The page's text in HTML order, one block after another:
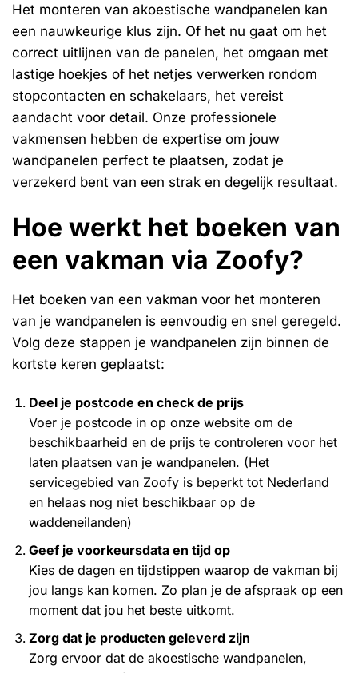
Het monteren van akoestische wandpanelen kan
een nauwkeurige klus zijn. Of het nu gaat om het
correct uitlijnen van de panelen, het omgaan met
lastige hoekjes of het netjes verwerken rondom
stopcontacten en schakelaars, het vereist
aandacht voor detail. Onze professionele
vakmensen hebben de expertise om jouw
wandpanelen perfect te plaatsen, zodat je
verzekerd bent van een strak en degelijk resultaat.
Hoe werkt het boeken van
een vakman via Zoofy?
Het boeken van een vakman voor het monteren
van je wandpanelen is eenvoudig en snel geregeld.
Volg deze stappen je wandpanelen zijn binnen de
kortste keren geplaatst:
Deel je postcode en check de prijs
Voer je postcode in op onze website om de
beschikbaarheid en de prijs te controleren voor het
laten plaatsen van je wandpanelen. (Het
servicegebied van Zoofy is beperkt tot Nederland
en helaas nog niet beschikbaar op de
waddeneilanden)
Geef je voorkeursdata en tijd op
Kies de dagen en tijdstippen waarop de vakman bij
jou langs kan komen. Zo plan je de afspraak op een
moment dat jou het beste uitkomt.
Zorg dat je producten geleverd zijn
Zorg ervoor dat de akoestische wandpanelen,